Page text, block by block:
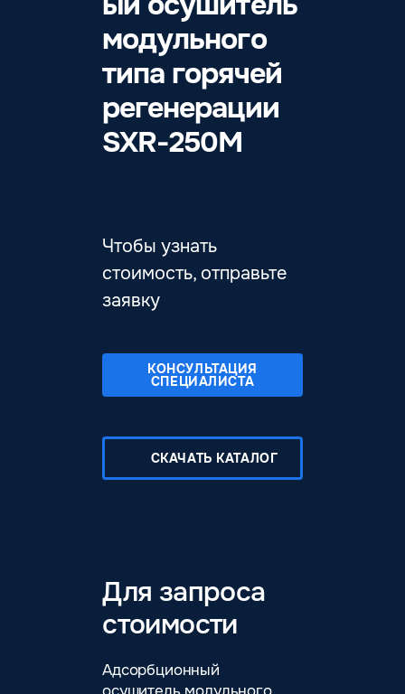
модульного
типа горячей
регенерации
SXR-250M
Чтобы узнать
стоимость, отправьте
заявку
КОНСУЛЬТАЦИЯ
СПЕЦИАЛИСТА
СКАЧАТЬ КАТАЛОГ
Для запроса
стоимости
Адсорбционный